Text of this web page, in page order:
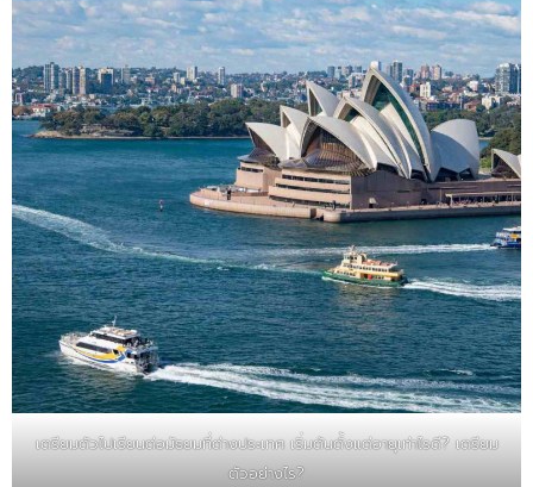
เตรียมตัวไปเรียนต่อมัธยมที่ต่างประเทศ เริ่มต้นตั้งแต่อายุเท่าไรดี? เตรียม
ตัวอย่างไร?